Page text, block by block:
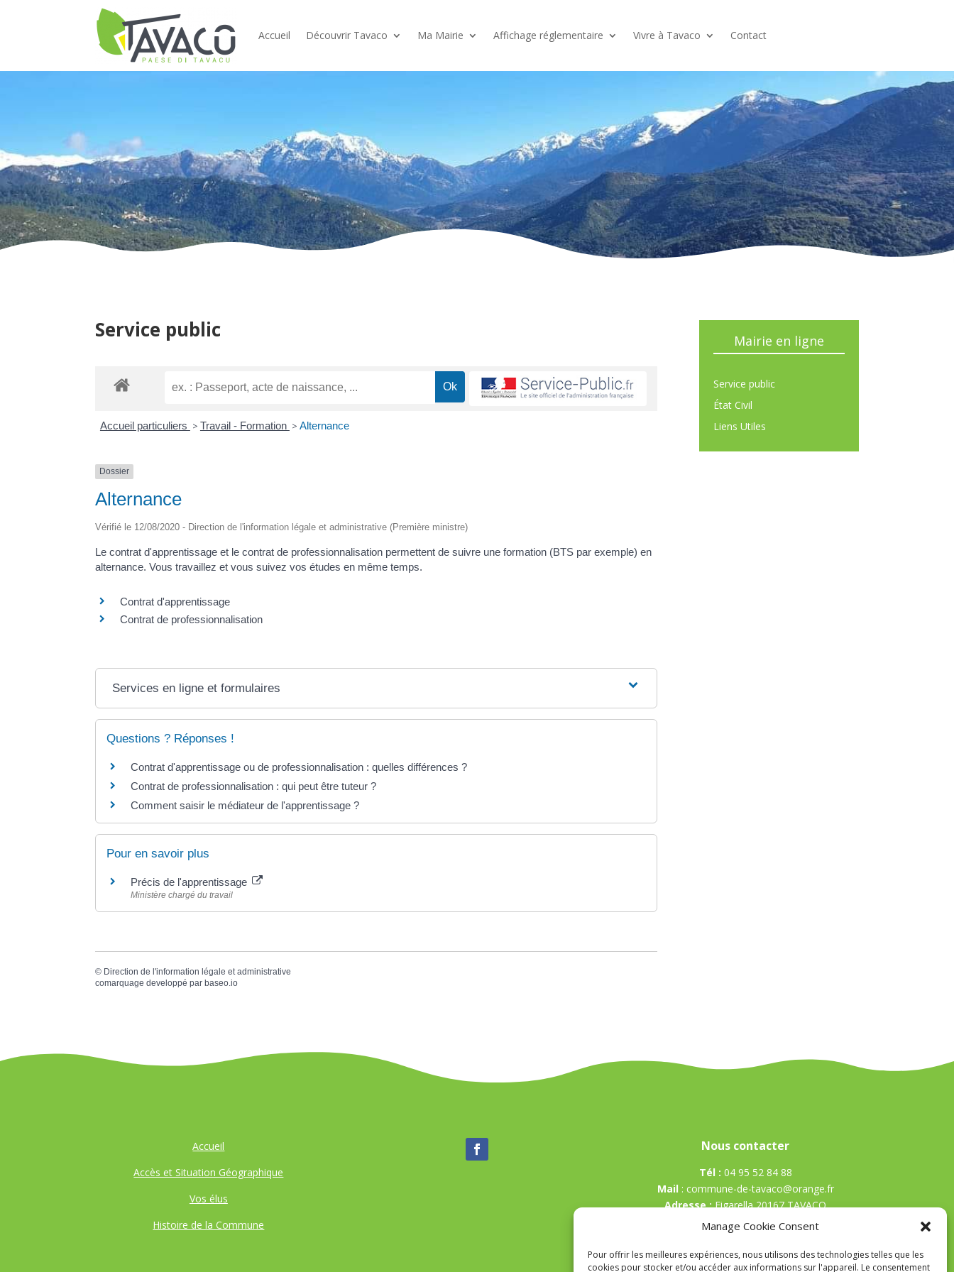
Manage Cookie Consent
Pour offrir les meilleures expériences, nous utilisons des technologies telles que les
cookies pour stocker et/ou accéder aux informations sur l'appareil. Le consentement
Accueil Découvrir Tavaco Ma Mairie Affichage réglementaire Vivre à Tavaco Contact
Service public
Accueil particuliers > Travail - Formation > Alternance
Dossier
Alternance
Vérifié le 12/08/2020 - Direction de l'information légale et administrative (Première ministre)
Le contrat d'apprentissage et le contrat de professionnalisation permettent de suivre une formation (BTS par exemple) en
alternance. Vous travaillez et vous suivez vos études en même temps.
Contrat d'apprentissage
Contrat de professionnalisation
Services en ligne et formulaires
Questions ? Réponses !
Contrat d'apprentissage ou de professionnalisation : quelles différences ?
Contrat de professionnalisation : qui peut être tuteur ?
Comment saisir le médiateur de l'apprentissage ?
Pour en savoir plus
Précis de l'apprentissage
Ministère chargé du travail
© Direction de l'information légale et administrative
comarquage developpé parbaseo.io
Mairie en ligne
Service public
État Civil
Liens Utiles
Accueil
Accès et Situation Géographique
Vos élus
Histoire de la Commune
Nous contacter
Tél : 04 95 52 84 88
Mail : commune-de-tavaco@orange.fr
Adresse :Figarella 20167 TAVACO